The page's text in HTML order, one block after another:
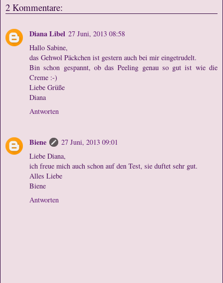
2 Kommentare:
Diana Libel 27 Juni, 2013 08:58
Hallo Sabine,
das Gehwol Päckchen ist gestern auch bei mir eingetrudelt.
Bin schon gespannt, ob das Peeling genau so gut ist wie die
Creme :-)
Liebe Grüße
Diana
Antworten
Biene
27 Juni, 2013 09:01
Liebe Diana,
ich freue mich auch schon auf den Test, sie duftet sehr gut.
Alles Liebe
Biene
Antworten